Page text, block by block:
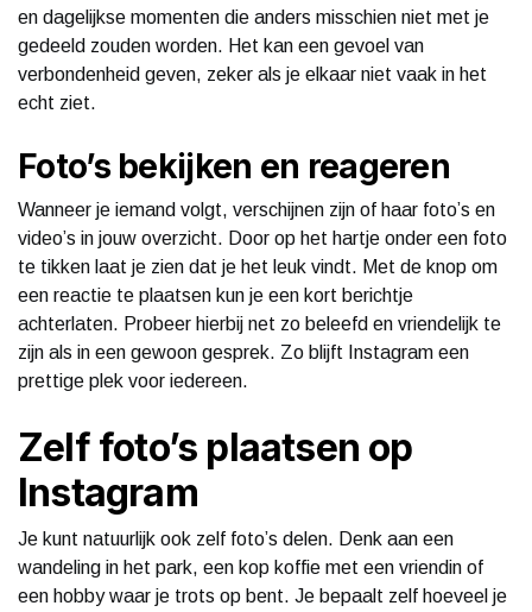
en dagelijkse momenten die anders misschien niet met je
gedeeld zouden worden. Het kan een gevoel van
verbondenheid geven, zeker als je elkaar niet vaak in het
echt ziet.
Foto’s bekijken en reageren
Wanneer je iemand volgt, verschijnen zijn of haar foto’s en
video’s in jouw overzicht. Door op het hartje onder een foto
te tikken laat je zien dat je het leuk vindt. Met de knop om
een reactie te plaatsen kun je een kort berichtje
achterlaten. Probeer hierbij net zo beleefd en vriendelijk te
zijn als in een gewoon gesprek. Zo blijft Instagram een
prettige plek voor iedereen.
Zelf foto’s plaatsen op
Instagram
Je kunt natuurlijk ook zelf foto’s delen. Denk aan een
wandeling in het park, een kop koffie met een vriendin of
een hobby waar je trots op bent. Je bepaalt zelf hoeveel je